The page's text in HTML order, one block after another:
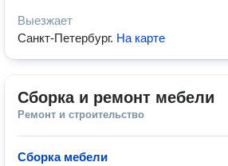
Выезжает
Санкт-Петербург. На карте
Сборка и ремонт мебели
Ремонт и строительство
Сборка мебели